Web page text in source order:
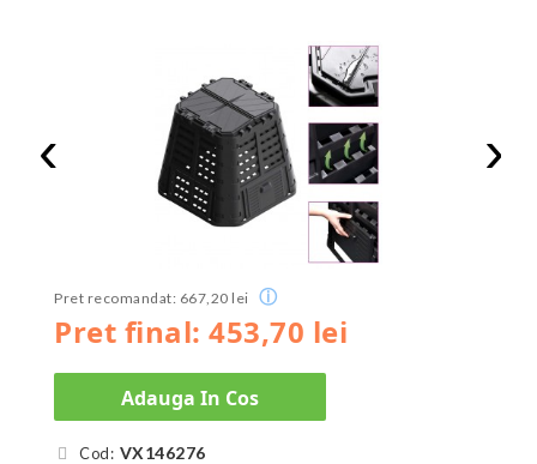
‹ ›
Pret final: 453,70 lei
Pret recomandat: 667,20 lei ⓘ
Adauga In Cos
Cod: VX146276